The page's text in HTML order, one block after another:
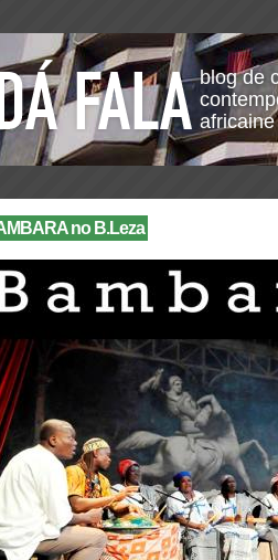
blog de
africaine
no B.Leza